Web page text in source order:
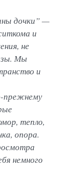
дочки” —
и
не
Мы
и
прежнему
тепло,
опора.
немного